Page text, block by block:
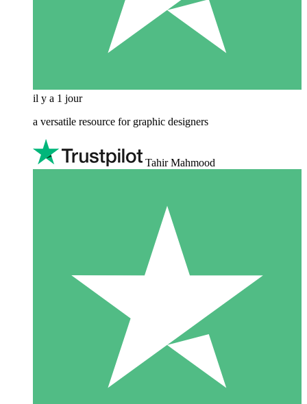
il y a 1 jour
a versatile resource for graphic designers
Tahir Mahmood